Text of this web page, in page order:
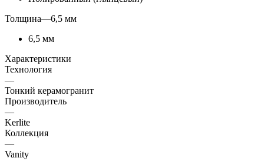
Толщина—6,5 мм
6,5 мм
Характеристики
Технология
—
Тонкий керамогранит
Производитель
—
Kerlite
Коллекция
—
Vanity